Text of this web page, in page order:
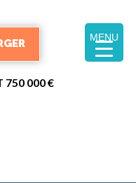
MENU
750 000 €